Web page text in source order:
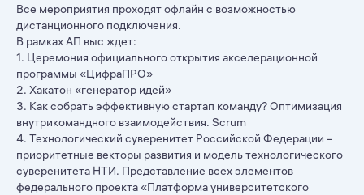
Все мероприятия проходят офлайн с возможностью
дистанционного подключения.
В рамках АП выс ждет:
1. Церемония официального открытия акселерационной
программы «ЦифраПРО»
2. Хакатон «генератор идей»
3. Как собрать эффективную стартап команду? Оптимизация
внутрикомандного взаимодействия. Scrum
4. Технологический суверенитет Российской Федерации –
приоритетные векторы развития и модель технологического
суверенитета НТИ. Представление всех элементов
федерального проекта «Платформа университетского